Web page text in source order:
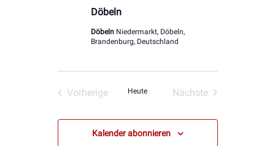
Döbeln
Döbeln Niedermarkt, Döbeln,
Brandenburg, Deutschland
Vorherige
Heute
Nächste
Kalender abonnieren